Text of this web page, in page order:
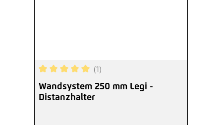
Durchschnittliche Bewertung von 5 von 5
(1)
Wandsystem 250 mm Legi -
Distanzhalter